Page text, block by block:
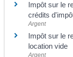
Impôt sur le
crédits
Argent
Impôt sur le
location vide
Argent